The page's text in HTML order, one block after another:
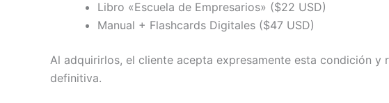
Libro «Escuela de Empresarios» ($22 USD)
Manual + Flashcards Digitales ($47 USD)
Al adquirirlos, el cliente acepta expresamente esta condición
definitiva.